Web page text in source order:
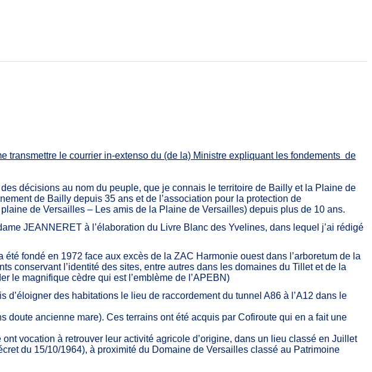
le courrier in-extenso du (de la) Ministre expliquant les fondements de
décisions au nom du peuple, que je connais le territoire de Bailly et la Plaine de
de Bailly depuis 35 ans et de l’association pour la protection de
de Versailles – Les amis de la Plaine de Versailles) depuis plus de 10 ans.
JEANNERET à l’élaboration du Livre Blanc des Yvelines, dans lequel j’ai rédigé
fondé en 1972 face aux excès de la ZAC Harmonie ouest dans l’arboretum de la
conservant l’identité des sites, entre autres dans les domaines du Tillet et de la
le magnifique cèdre qui est l’emblème de l’APEBN)
des habitations le lieu de raccordement du tunnel A86 à l’A12 dans le
ancienne mare). Ces terrains ont été acquis par Cofiroute qui en a fait une
vocation à retrouver leur activité agricole d’origine, dans un lieu classé en Juillet
du 15/10/1964), à proximité du Domaine de Versailles classé au Patrimoine